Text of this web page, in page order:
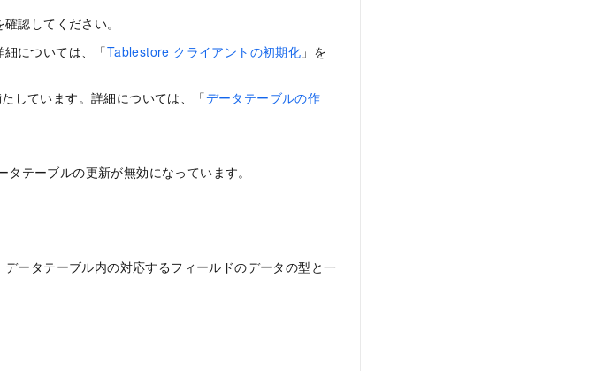
認してください。
については、「Tablestore クライアントの初期化 」を
しています。詳細については、「データテーブルの作
テーブルの更新が無効になっています。
データテーブル内の対応するフィールドのデータの型と一